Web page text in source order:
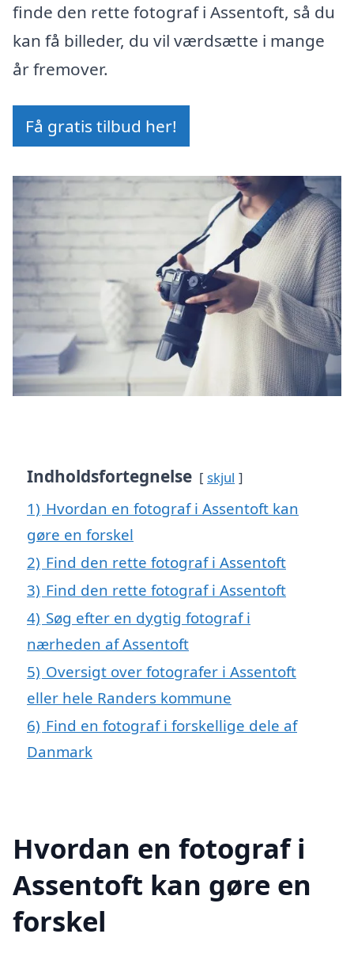
finde den rette fotograf i Assentoft, så du
kan få billeder, du vil værdsætte i mange
år fremover.
Få gratis tilbud her!
Indholdsfortegnelse skjul
1) Hvordan en fotograf i Assentoft kan
gøre en forskel
2) Find den rette fotograf i Assentoft
3) Find den rette fotograf i Assentoft
4) Søg efter en dygtig fotograf i
nærheden af Assentoft
5) Oversigt over fotografer i Assentoft
eller hele Randers kommune
6) Find en fotograf i forskellige dele af
Danmark
Hvordan en fotograf i
Assentoft kan gøre en
forskel